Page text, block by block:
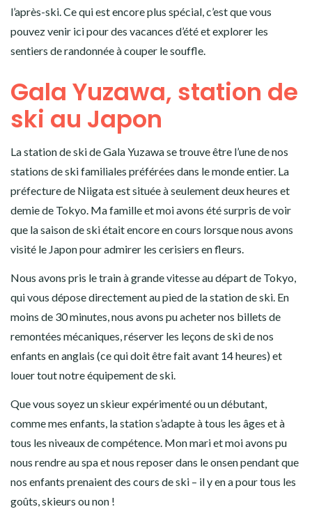
l’après-ski. Ce qui est encore plus spécial, c’est que vous
pouvez venir ici pour des vacances d’été et explorer les
sentiers de randonnée à couper le souffle.
Gala Yuzawa, station de
ski au Japon
La station de ski de Gala Yuzawa se trouve être l’une de nos
stations de ski familiales préférées dans le monde entier. La
préfecture de Niigata est située à seulement deux heures et
demie de Tokyo. Ma famille et moi avons été surpris de voir
que la saison de ski était encore en cours lorsque nous avons
visité le Japon pour admirer les cerisiers en fleurs.
Nous avons pris le train à grande vitesse au départ de Tokyo,
qui vous dépose directement au pied de la station de ski. En
moins de 30 minutes, nous avons pu acheter nos billets de
remontées mécaniques, réserver les leçons de ski de nos
enfants en anglais (ce qui doit être fait avant 14 heures) et
louer tout notre équipement de ski.
Que vous soyez un skieur expérimenté ou un débutant,
comme mes enfants, la station s’adapte à tous les âges et à
tous les niveaux de compétence. Mon mari et moi avons pu
nous rendre au spa et nous reposer dans le onsen pendant que
nos enfants prenaient des cours de ski – il y en a pour tous les
goûts, skieurs ou non !